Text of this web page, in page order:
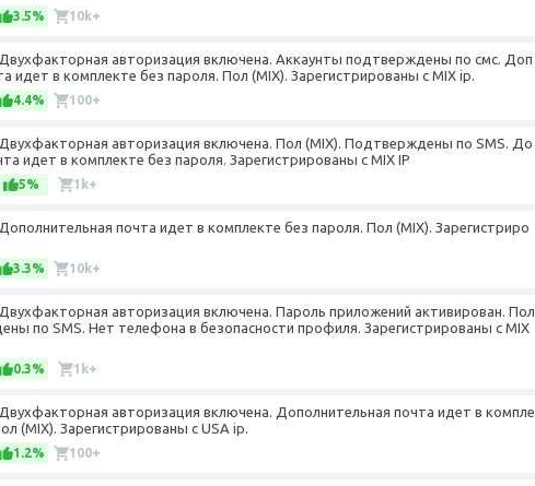
3.5% 10k+
авторизация включена. Аккаунты подтверждены по смс. Доп
идет в комплекте без пароля. Пол (MIX). Зарегистрированы с MIX ip.
4.4% 100+
авторизация включена. Пол (MIX). Подтверждены по SMS. До
идет в комплекте без пароля. Зарегистрированы с MIX IP
5% 1k+
почта идет в комплекте без пароля. Пол (MIX). Зарегистриро
3.3% 10k+
авторизация включена. Пароль приложений активирован. Пол
по SMS. Нет телефона в безопасности профиля. Зарегистрированы с MIX
0.3% 1k+
авторизация включена. Дополнительная почта идет в компле
(MIX). Зарегистрированы с USA ip.
1.2% 100+